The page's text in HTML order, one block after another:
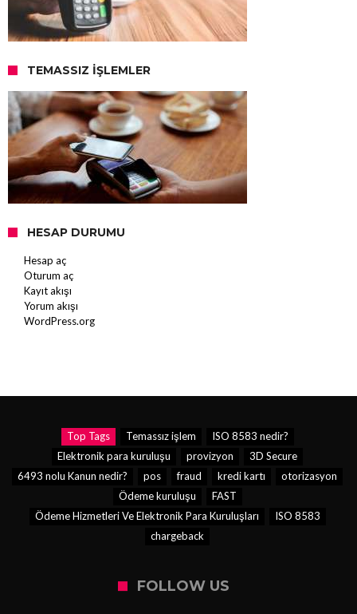
TEMASSIZ İŞLEMLER
HESAP DURUMU
Hesap aç
Oturum aç
Kayıt akışı
Yorum akışı
WordPress.org
Top Tags Temassız işlem
ISO 8583 nedir?
Elektronik para kuruluşu
provizyon
3D Secure
6493 nolu Kanun nedir?
pos fraud kredi kartı
otorizasyon
Ödeme kuruluşu
FAST
Ödeme Hizmetleri Ve Elektronik Para Kuruluşları
ISO 8583
chargeback
FOLLOW US